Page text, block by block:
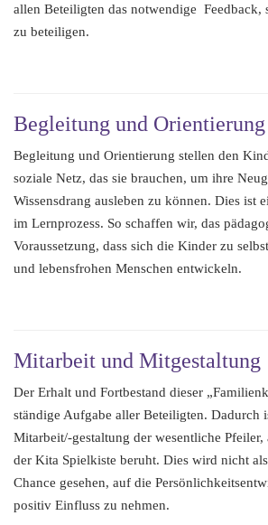
allen Beteiligten das notwendige Feedback,
zu beteiligen.
Begleitung und Orientierung
Begleitung und Orientierung stellen den
soziale Netz, das sie brauchen, um ihre
Wissensdrang ausleben zu können. Dies ist
im Lernprozess. So schaffen wir, das
Voraussetzung, dass sich die Kinder zu
und lebensfrohen Menschen entwickeln.
Mitarbeit und Mitgestaltung
Der Erhalt und Fortbestand dieser
ständige Aufgabe aller Beteiligten. Dadurch
Mitarbeit/-gestaltung der wesentliche
der Kita Spielkiste beruht. Dies wird nicht
Chance gesehen, auf die
positiv Einfluss zu nehmen.